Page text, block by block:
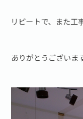
リピートで、また工
ありがとうございま